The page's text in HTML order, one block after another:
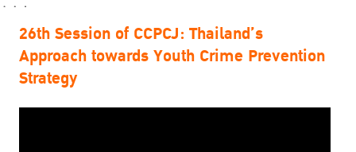
26th Session of CCPCJ: Thailand’s
Approach towards Youth Crime Prevention
Strategy